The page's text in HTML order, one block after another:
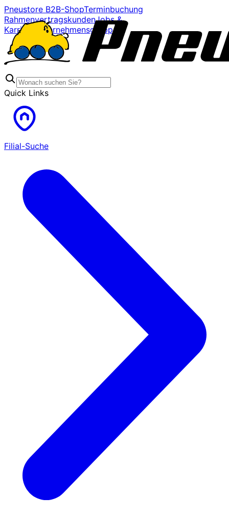
Pneustore B2B-ShopTerminbuchung
RahmenvertragskundenJobs &
Karriere
Unternehmensgruppe
Quick Links
Filial-Suche